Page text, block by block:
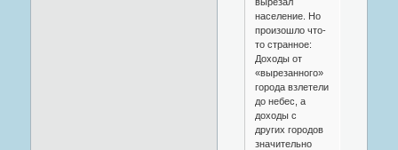
население. Но
произошло что-
то странное:
Доходы от
«вырезанного»
города взлетели
до небес, а
доходы с
других городов
значительно